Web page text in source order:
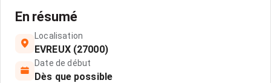
En résumé
Localisation
EVREUX (27000)
Date de début
Dès que possible